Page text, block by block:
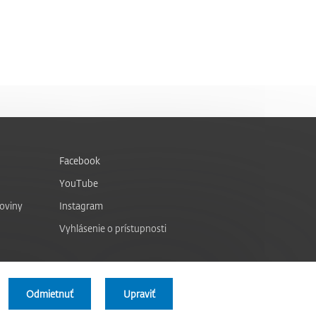
Odmietnuť Upraviť
Facebook
YouTube
Instagram
Vyhlásenie o prístupnosti